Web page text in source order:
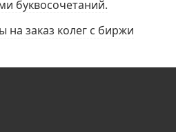
буквосочетаний.
на заказ колег с биржи